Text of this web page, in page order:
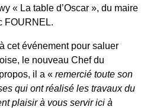
« La table d’Oscar », du maire
FOURNEL.
cet événement pour saluer
le nouveau Chef du
il a « remercié toute son
qui ont réalisé les travaux du
plaisir à vous servir ici à